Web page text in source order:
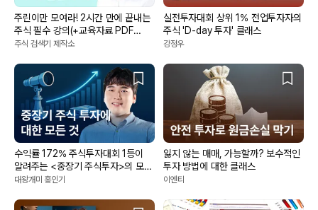
주린이만 모여라! 2시간 만에 끝내는
주식 필수 강의(+교육자료 PDF
제공)
주식 검색기 제작소
실전투자대회 상위 1% 전업투자자의
주식 'D-day 투자' 클래스
강정우
수익률 172% 주식투자대회 1등이
알려주는 <중장기 주식투자>의 모든
것
대왕개미 홍인기
잃지 않는 매매, 가능할까? 보수적인
투자 방법에 대한 클래스
이엔티